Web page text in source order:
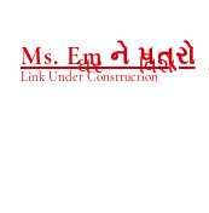
Ms. Em ને પત્રો
Link Under Construction
ઘર વિશે